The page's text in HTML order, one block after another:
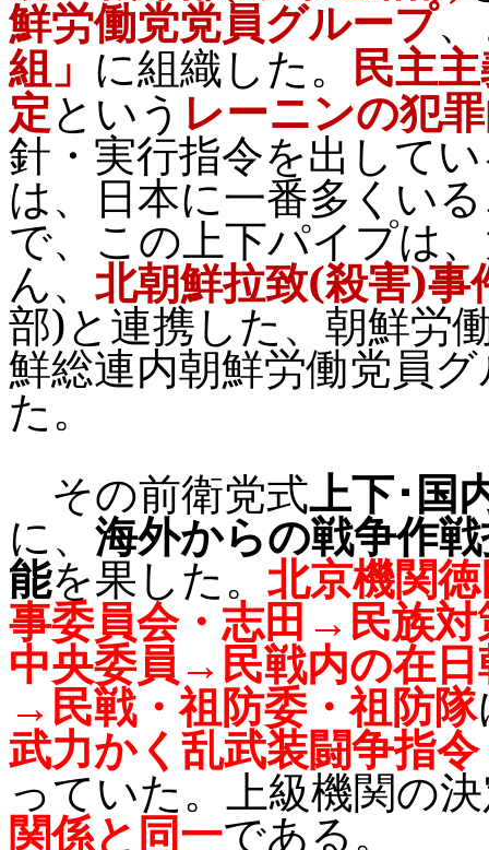
鮮労働党党員グループ
組」 に組織した。 民主
定という レーニンの犯
針・実行指令を出して
は、日本に一番多くい
で、この上下パイプは
ん、 北朝鮮拉致(殺害)事
部)と連携した、朝鮮労
鮮総連内朝鮮労働党員
た。
その前衛党式上下･国
に、 海外からの戦争作
能を果した。 北京機関
事委員会・志田→民族対
中央委員→民戦内の在
→民戦・祖防委・祖防隊
武力かく乱武装闘争指
っていた。上級機関の
関係と同一である。